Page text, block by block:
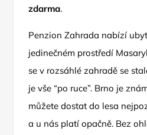
zdarma.
Penzion Zahrada nabízí
jedinečném prostředí
se v rozsáhlé zahradě se
je vše “po ruce”. Brno je
můžete dostat do lesa
a u nás platí opačně. Bez